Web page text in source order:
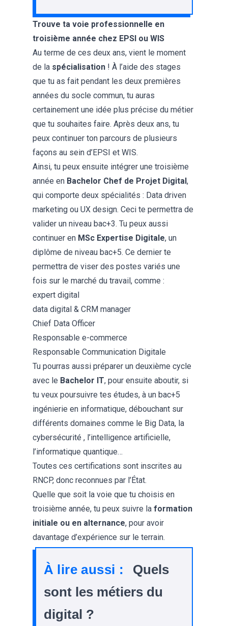
Trouve ta voie professionnelle en
troisième année chez EPSI ou WIS
Au terme de ces deux ans, vient le moment
de la spécialisation ! À l’aide des stages
que tu as fait pendant les deux premières
années du socle commun, tu auras
certainement une idée plus précise du métier
que tu souhaites faire. Après deux ans, tu
peux continuer ton parcours de plusieurs
façons au sein d’EPSI et WIS.
Ainsi, tu peux ensuite intégrer une troisième
année en Bachelor Chef de Projet Digital,
qui comporte deux spécialités : Data driven
marketing ou UX design. Ceci te permettra de
valider un niveau bac+3. Tu peux aussi
continuer en MSc Expertise Digitale, un
diplôme de niveau bac+5. Ce dernier te
permettra de viser des postes variés une
fois sur le marché du travail, comme :
expert digital
data digital & CRM manager
Chief Data Officer
Responsable e-commerce
Responsable Communication Digitale
Tu pourras aussi préparer un deuxième cycle
avec le Bachelor IT, pour ensuite aboutir, si
tu veux poursuivre tes études, à un bac+5
ingénierie en informatique, débouchant sur
différents domaines comme le Big Data, la
cybersécurité , l’intelligence artificielle,
l’informatique quantique…
Toutes ces certifications sont inscrites au
RNCP, donc reconnues par l’État.
Quelle que soit la voie que tu choisis en
troisième année, tu peux suivre la formation
initiale ou en alternance, pour avoir
davantage d’expérience sur le terrain.
À lire aussi :
Quels
sont les métiers du
digital ?